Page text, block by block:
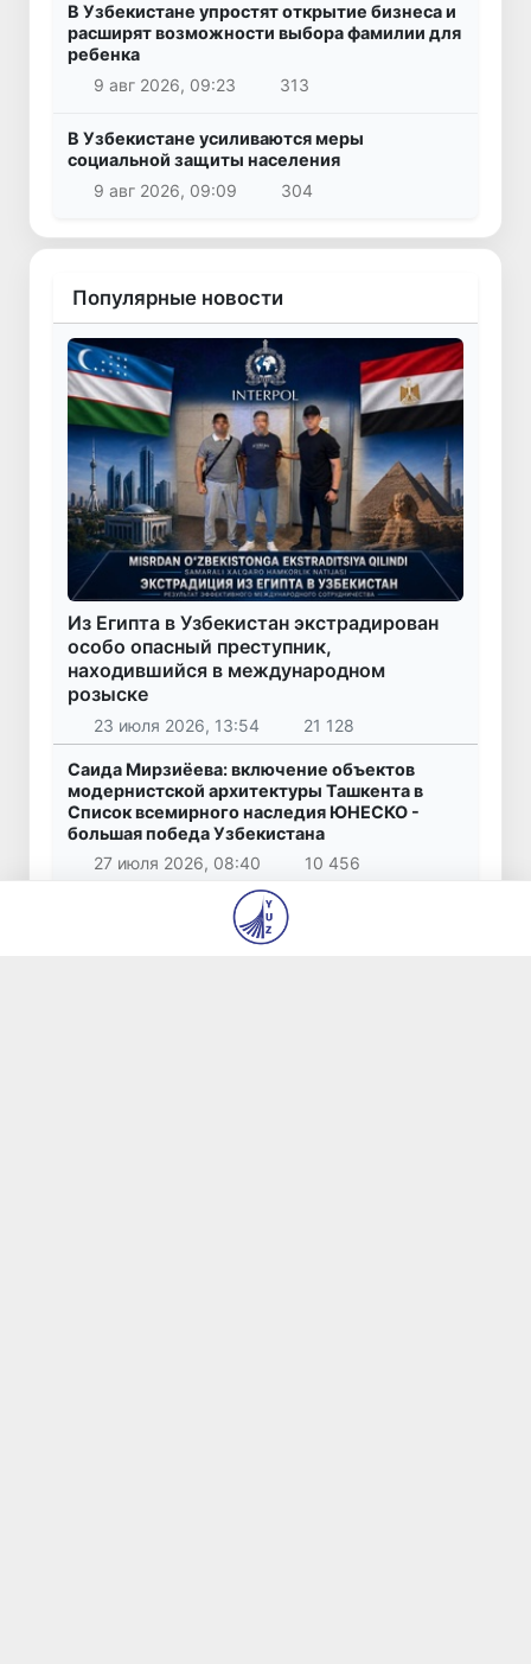
В Узбекистане упростят открытие бизнеса и
расширят возможности выбора фамилии для
ребенка
9 авг 2026, 09:23
313
В Узбекистане усиливаются меры
социальной защиты населения
9 авг 2026, 09:09
304
Популярные новости
Из Египта в Узбекистан экстрадирован
особо опасный преступник,
находившийся в международном
розыске
23 июля 2026, 13:54 21 128
Саида Мирзиёева: включение объектов
модернистской архитектуры Ташкента в
Список всемирного наследия ЮНЕСКО -
большая победа Узбекистана
27 июля 2026, 08:40
10 456
В шести городах Ташкентской области
модернизируют систему общественного